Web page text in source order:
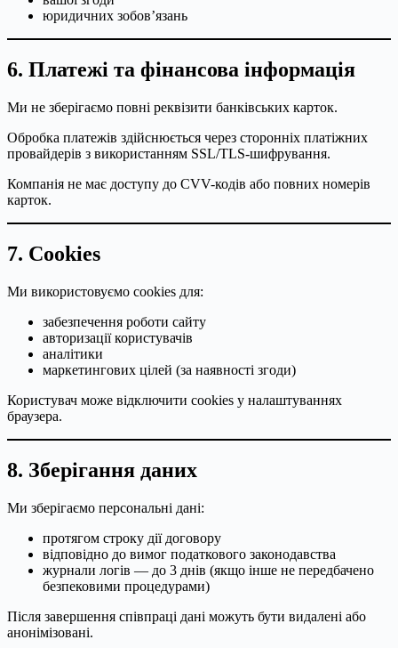
юридичних зобов’язань
6. Платежі та фінансова інформація
Ми не зберігаємо повні реквізити банківських карток.
Обробка платежів здійснюється через сторонніх платіжних
провайдерів з використанням SSL/TLS-шифрування.
Компанія не має доступу до CVV-кодів або повних номерів
карток.
7. Cookies
Ми використовуємо cookies для:
забезпечення роботи сайту
авторизації користувачів
аналітики
маркетингових цілей (за наявності згоди)
Користувач може відключити cookies у налаштуваннях
браузера.
8. Зберігання даних
Ми зберігаємо персональні дані:
протягом строку дії договору
відповідно до вимог податкового законодавства
журнали логів — до 3 днів (якщо інше не передбачено
безпековими процедурами)
Після завершення співпраці дані можуть бути видалені або
анонімізовані.